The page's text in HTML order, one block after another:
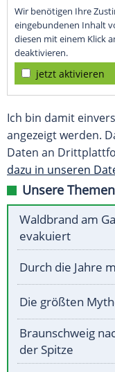
Wir benötigen Ihre
eingebundenen Inhalt
diesen mit einem Klick
deaktivieren.
jetzt aktivieren
Ich bin damit
angezeigt werden.
Daten an
dazu in unseren
Unsere
Waldbrand am
evakuiert
Durch die Jahre
Die größten
Braunschweig
der Spitze